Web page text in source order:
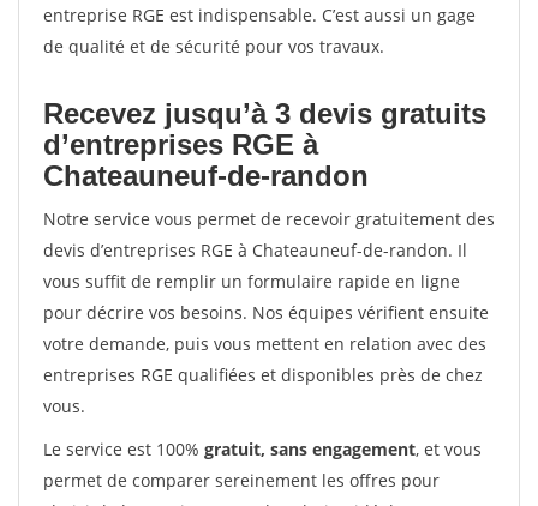
entreprise RGE est indispensable. C’est aussi un gage
de qualité et de sécurité pour vos travaux.
Recevez jusqu’à 3 devis gratuits
d’entreprises RGE à
Chateauneuf-de-randon
Notre service vous permet de recevoir gratuitement des
devis d’entreprises RGE à Chateauneuf-de-randon. Il
vous suffit de remplir un formulaire rapide en ligne
pour décrire vos besoins. Nos équipes vérifient ensuite
votre demande, puis vous mettent en relation avec des
entreprises RGE qualifiées et disponibles près de chez
vous.
Le service est 100% gratuit, sans engagement, et vous
permet de comparer sereinement les offres pour